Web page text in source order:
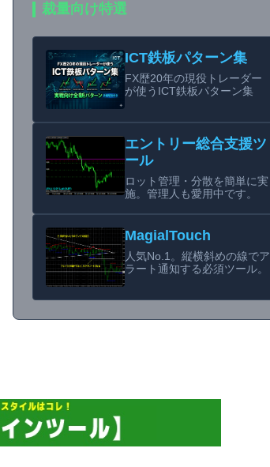
裁量向け特選
ICT鉄板パターン集
FX歴20年の現役トレーダー
が使うICT鉄板パターン集
エントリー総合支援ツ
ール
ロット管理・分散を簡単に実
施。管理人も愛用中です。
MagialTouch
人気No.1。縦横斜めの線でア
ラート通知する必須ツール。